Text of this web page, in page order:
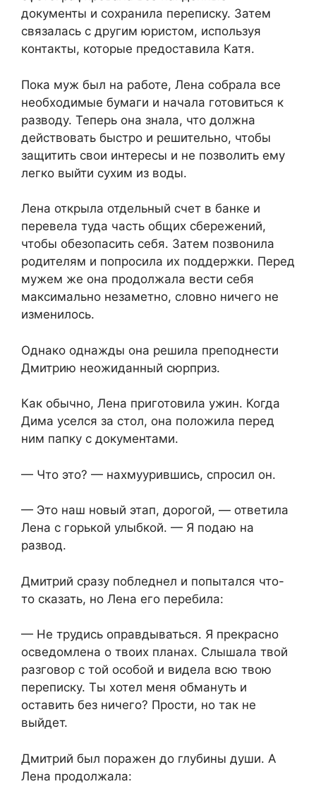
документы и сохранила переписку. Затем
связалась с другим юристом, используя
контакты, которые предоставила Катя.
Пока муж был на работе, Лена собрала все
необходимые бумаги и начала готовиться к
разводу. Теперь она знала, что должна
действовать быстро и решительно, чтобы
защитить свои интересы и не позволить ему
легко выйти сухим из воды.
Лена открыла отдельный счет в банке и
перевела туда часть общих сбережений,
чтобы обезопасить себя. Затем позвонила
родителям и попросила их поддержки. Перед
мужем же она продолжала вести себя
максимально незаметно, словно ничего не
изменилось.
Однако однажды она решила преподнести
Дмитрию неожиданный сюрприз.
Как обычно, Лена приготовила ужин. Когда
Дима уселся за стол, она положила перед
ним папку с документами.
— Что это? — нахмуурившись, спросил он.
— Это наш новый этап, дорогой, — ответила
Лена с горькой улыбкой. — Я подаю на
развод.
Дмитрий сразу побледнел и попытался что-
то сказать, но Лена его перебила:
— Не трудись оправдываться. Я прекрасно
осведомлена о твоих планах. Слышала твой
разговор с той особой и видела всю твою
переписку. Ты хотел меня обмануть и
оставить без ничего? Прости, но так не
выйдет.
Дмитрий был поражен до глубины души. А
Лена продолжала: